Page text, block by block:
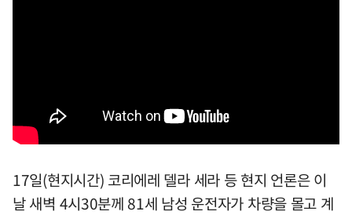
17일(현지시간) 코리에레 델라 세라 등 현지 언론은 이
날 새벽 4시30분께 81세 남성 운전자가 차량을 몰고 계